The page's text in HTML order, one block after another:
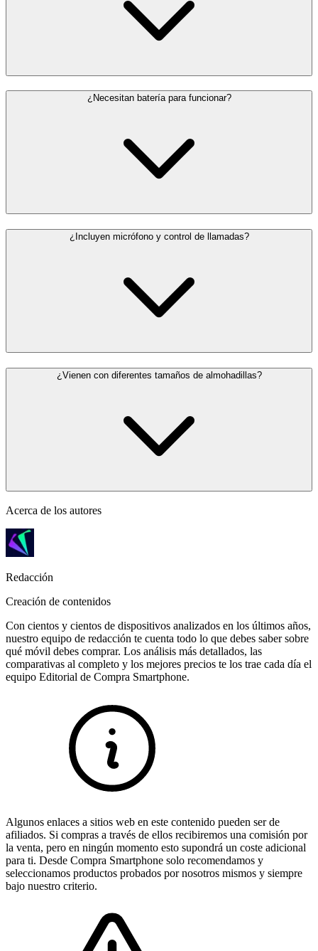
¿Necesitan batería para funcionar?
¿Incluyen micrófono y control de llamadas?
¿Vienen con diferentes tamaños de almohadillas?
Acerca de los autores
Redacción
Creación de contenidos
Con cientos y cientos de dispositivos analizados en los últimos años,
nuestro equipo de redacción te cuenta todo lo que debes saber sobre
qué móvil debes comprar. Los análisis más detallados, las
comparativas al completo y los mejores precios te los trae cada día el
equipo Editorial de Compra Smartphone.
Algunos enlaces a sitios web en este contenido pueden ser de
afiliados. Si compras a través de ellos recibiremos una comisión por
la venta, pero en ningún momento esto supondrá un coste adicional
para ti. Desde Compra Smartphone solo recomendamos y
seleccionamos productos probados por nosotros mismos y siempre
bajo nuestro criterio.